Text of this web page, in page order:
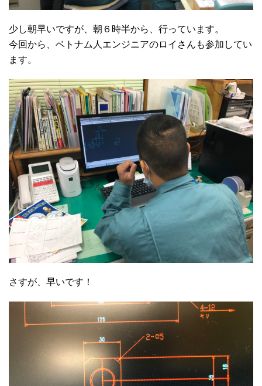
少し朝早いですが、朝６時半から、行っています。
今回から、ベトナム人エンジニアのロイさんも参加してい
ます。
さすが、早いです！